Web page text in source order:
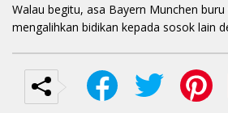
Walau begitu, asa Bayern Munchen
mengalihkan bidikan kepada sosok lain